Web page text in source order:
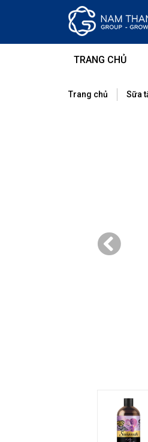
TRANG CHỦ
Trang chủ Sữa